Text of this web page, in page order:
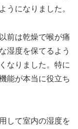
うになりました。
前は乾燥で喉が痛
湿度を保てるよう
なりました。特に
能が本当に役立ち
して室内の湿度を